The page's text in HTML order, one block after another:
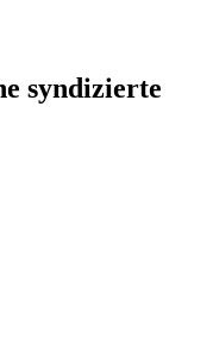
syndizierte